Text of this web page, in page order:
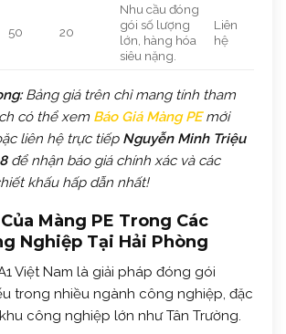
50 20
Nhu cầu đóng
gói số lượng
lớn, hàng hóa
siêu nặng.
Liên
hệ
Bảng giá trên chỉ mang tính tham
có thể xem Báo Giá Màng PEmới
liên hệ trực tiếp Nguyễn Minh Triệu
để nhận báo giá chính xác và các
khấu hấp dẫn nhất!
Màng PE Trong Các
Nghiệp Tại Hải Phòng
Việt Nam là giải pháp đóng gói
trong nhiều ngành công nghiệp, đặc
công nghiệp lớn như Tân Trường.